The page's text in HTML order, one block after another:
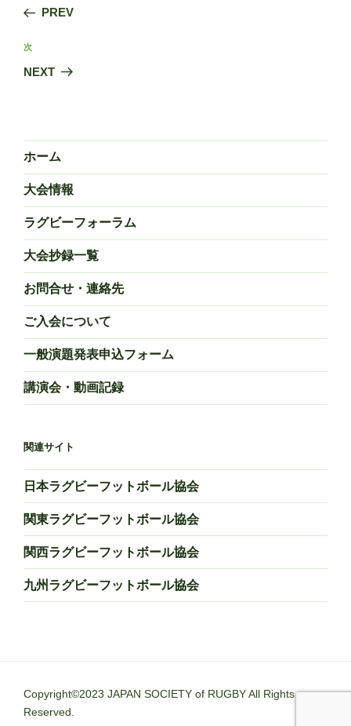
ナ
ビ
ゲ
ン
の
稿
PREV
次
の
次
NEXT
ホーム
大会情報
ラグビーフォーラム
大会抄録一覧
お問合せ・連絡先
ご入会について
一般演題発表申込フォーム
講演会・動画記録
関連サイト
日本ラグビーフットボール協会
関東ラグビーフットボール協会
関西ラグビーフットボール協会
九州ラグビーフットボール協会
Copyright©2023 JAPAN SOCIETY of RUGBY All Rights
Reserved.